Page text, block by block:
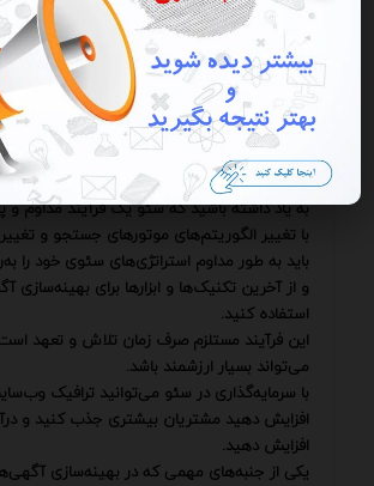
پرشتاب رقابت برای جذب توجه مخاطبان بسیار
برای موفقیت در این رقابت باید آگهی‌هایی
تنها برای موتورهای جستجو بهینه شده‌اند بلکه
نیز جذاب و مفید هستند.
با رعایت نکات و راهکارهای ارائه شده در این
آگهی‌هایی خلق کنید که به شما در رسیدن به
کنند و جایگاه شما را دیجیتال مستحکم‌تر سازند.
به یاد داشته باشید که سئو یک فرآیند مداوم و
با تغییر الگوریتم‌های موتورهای جستجو و تغییر
باید به طور مداوم استراتژی‌های سئوی خود را
و از آخرین تکنیک‌ها و ابزارها برای بهینه‌سازی
استفاده کنید.
این فرآیند مستلزم صرف زمان تلاش و تعهد است
می‌تواند بسیار ارزشمند باشد.
با سرمایه‌گذاری در سئو می‌توانید ترافیک
افزایش دهید مشتریان بیشتری جذب کنید و
افزایش دهید.
یکی از جنبه‌های مهمی که در بهینه‌سازی